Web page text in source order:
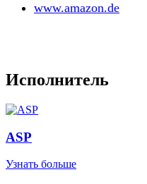
www.amazon.de
Исполнитель
ASP
Узнать больше